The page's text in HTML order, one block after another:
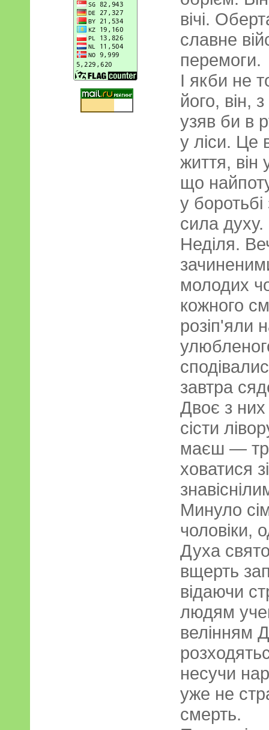
вічі.
славне
перемоги.
І якби не
його, він,
узяв би в
у ліси. Це
життя, він
що
у
сила духу.
Неділя.
молодих
кожного
розіп'яли
завтра
Двоє з
сісти
маєш —
ховатися
Минуло
чоловіки,
Духа
вщерть
відаючи
людям
велінням
несучи
уже не
смерть.